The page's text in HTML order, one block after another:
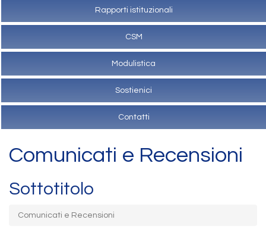
Rapporti istituzionali
CSM
Modulistica
Sostienici
Contatti
Comunicati e Recensioni
Sottotitolo
Comunicati e Recensioni